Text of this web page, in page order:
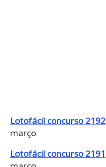
Lotofácil concurso 2192
março
Lotofácil concurso 2191